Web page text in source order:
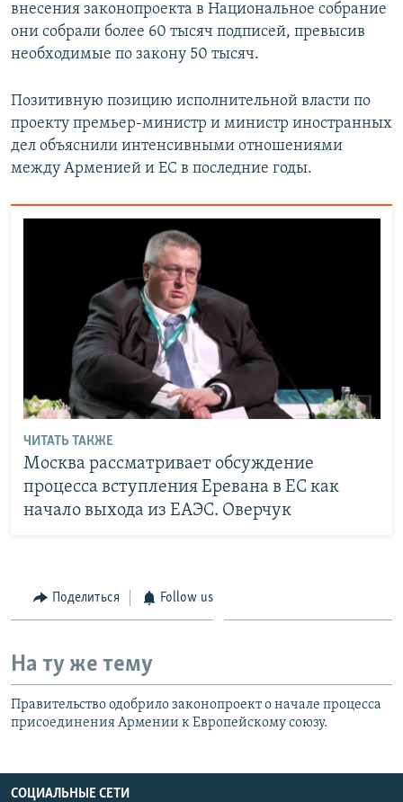
внесения законопроекта в Национальное собрание
они собрали более 60 тысяч подписей, превысив
необходимые по закону 50 тысяч.
Позитивную позицию исполнительной власти по
проекту премьер-министр и министр иностранных
дел объяснили интенсивными отношениями
между Арменией и ЕС в последние годы.
ЧИТАТЬ ТАКЖЕ
Москва рассматривает обсуждение
процесса вступления Еревана в ЕС как
начало выхода из ЕАЭС. Оверчук
Поделиться Follow us
На ту же тему
Правительство одобрило законопроект о начале процесса
присоединения Армении к Европейскому союзу.
СОЦИАЛЬНЫЕ СЕТИ